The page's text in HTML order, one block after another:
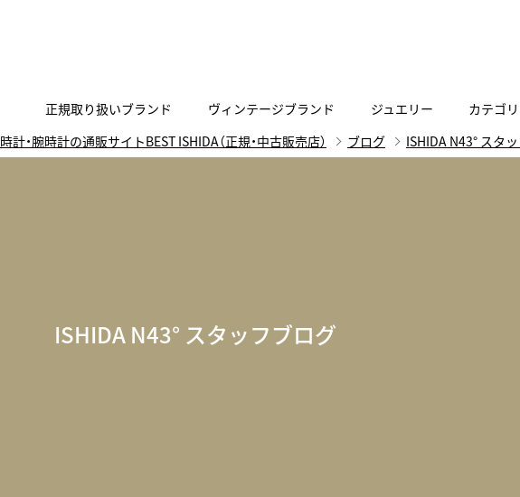
正規取り扱いブランド
A B C D E F G H I J
ヴィンテージブランド
買取り・
ジュエリー カテゴ
スマートウォッチ
ブライトリング ブティック GINZA SIX
代表メッセージ 会社概要
お問い合わせ ご来店の予約
時計・腕時計の通販サイトBEST ISHIDA（正規・中古販売店） ブログ ISHIDA N43° スタ
ISHIDA N43° スタッフブログ